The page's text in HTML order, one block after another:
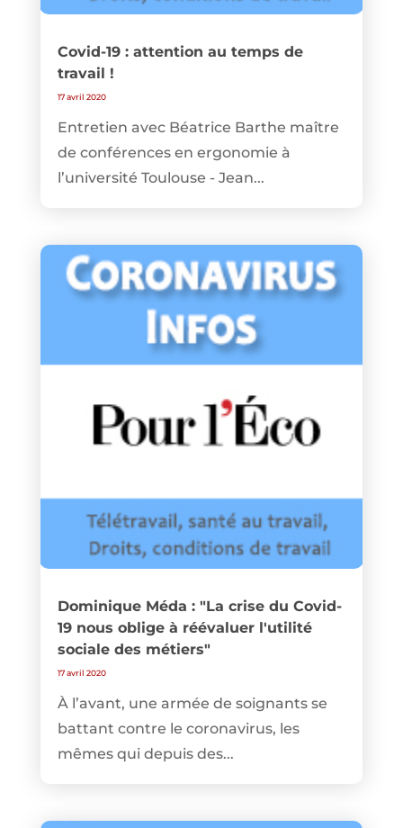
Covid-19 : attention au temps de
travail !
17 avril 2020
Entretien avec Béatrice Barthe maître
de conférences en ergonomie à
l’université Toulouse - Jean...
Dominique Méda : "La crise du Covid-
19 nous oblige à réévaluer l'utilité
sociale des métiers"
17 avril 2020
À l’avant, une armée de soignants se
battant contre le coronavirus, les
mêmes qui depuis des...